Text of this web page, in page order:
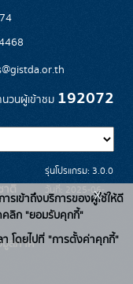
วนผู้เข้าชม 192072
าติ
ลภาค
รุ่นโปรแกรม: 3.0.0
วันที่: 2025-06-
26
รเข้าถึงบริการของผู้ใช้ให้ดี
คลิก "ยอมรับคุกกี้"
โดยไปที่ "การตั้งค่าคุกกี้"
x